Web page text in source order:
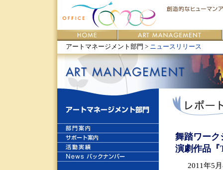
アートマネージメント部門 > ニュースリリース
舞踏ワーク
演劇作品『
2011年5月8